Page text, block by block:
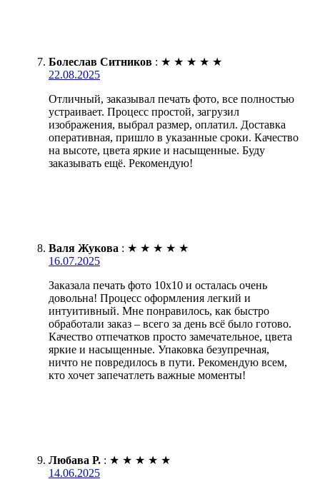
Болеслав Ситников : ★ ★ ★ ★ ★
22.08.2025
Отличный, заказывал печать фото, все полностью
устраивает. Процесс простой, загрузил
изображения, выбрал размер, оплатил. Доставка
оперативная, пришло в указанные сроки. Качество
на высоте, цвета яркие и насыщенные. Буду
заказывать ещё. Рекомендую!
Валя Жукова : ★ ★ ★ ★ ★
16.07.2025
Заказала печать фото 10х10 и осталась очень
довольна! Процесс оформления легкий и
интуитивный. Мне понравилось, как быстро
обработали заказ – всего за день всё было готово.
Качество отпечатков просто замечательное, цвета
яркие и насыщенные. Упаковка безупречная,
ничто не повредилось в пути. Рекомендую всем,
кто хочет запечатлеть важные моменты!
Любава Р. : ★ ★ ★ ★ ★
14.06.2025